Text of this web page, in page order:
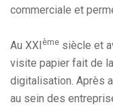
commerciale et
Au XXI ème siècle et
visite papier fait de
digitalisation. Après
au sein des